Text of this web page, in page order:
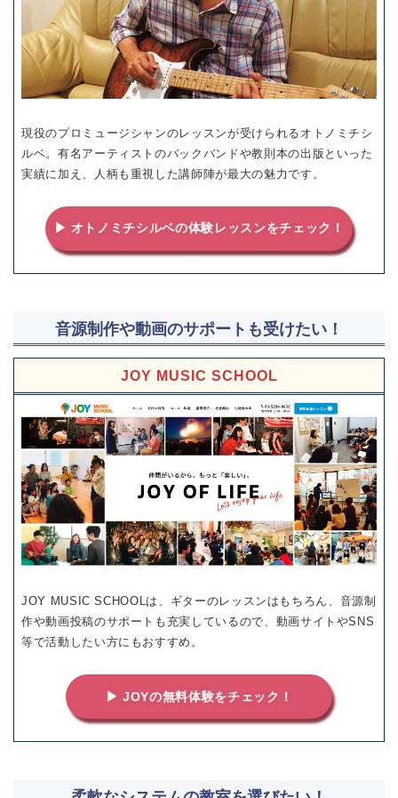
現役のプロミュージシャンのレッスンが受けられるオトノミチシ
ルベ。有名アーティストのバックバンドや教則本の出版といった
実績に加え、人柄も重視した講師陣が最大の魅力です。
▶ オトノミチシルベの体験レッスンをチェック！
音源制作や動画のサポートも受けたい！
JOY MUSIC SCHOOL
JOY MUSIC SCHOOLは、ギターのレッスンはもちろん、音源制
作や動画投稿のサポートも充実しているので、動画サイトやSNS
等で活動したい方にもおすすめ。
▶ JOYの無料体験をチェック！